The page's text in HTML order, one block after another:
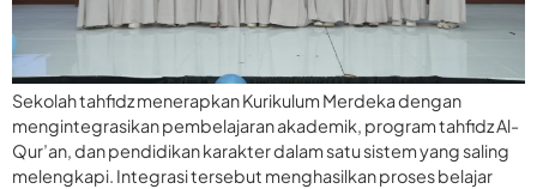
Sekolah tahfidz menerapkan Kurikulum Merdeka dengan
mengintegrasikan pembelajaran akademik, program tahfidz Al-
Qur’an, dan pendidikan karakter dalam satu sistem yang saling
melengkapi. Integrasi tersebut menghasilkan proses belajar